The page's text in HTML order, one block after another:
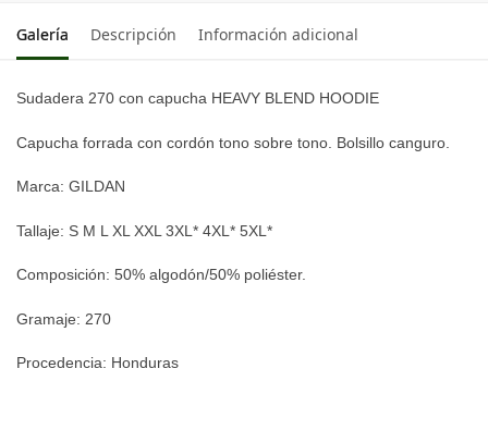
SPORT
YELLOW
LIGHT PINK
Galería Descripción Información adicional
Sudadera 270 con capucha HEAVY BLEND HOODIE
Capucha forrada con cordón tono sobre tono. Bolsillo canguro.
Marca: GILDAN
Tallaje: S M L XL XXL 3XL* 4XL* 5XL*
Composición: 50% algodón/50% poliéster.
Gramaje: 270
Procedencia: Honduras